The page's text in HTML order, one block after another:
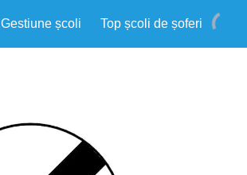
Gestiune școli Top școli de șoferi